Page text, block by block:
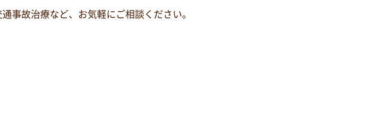
事故治療など、お気軽にご相談ください。